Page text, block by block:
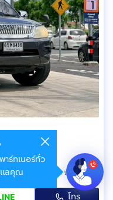
ทพมหานคร
Fortuner 2.7v 4wd SUV 07 สวยใส ภาษี 70 ป1 18 ธค 69 กันสาด บันไดข้าง ล้อ Max สปอยเลอร์หลัง พรม 5D ชุดเครื่องเสียง ซับ จอ กล้อง ฯ
โทร
าร์ทเนอร์ทั่ว
แลคุณ